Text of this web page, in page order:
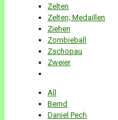
Zelten
Zelten; Medaillen
Ziehen
Zombieball
Zschopau
Zweier
All
Bernd
Daniel Pech